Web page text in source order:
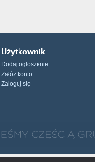
Użytkownik
Dodaj ogłoszenie
Załóż konto
Zaloguj się